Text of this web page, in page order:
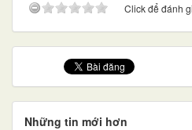
Click để đánh
Những tin mới hơn